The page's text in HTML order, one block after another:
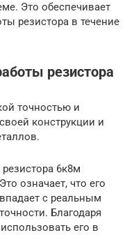
Это обеспечивает
резистора в течение
резистора
точностью и
конструкции и
6к8м
означает, что его
с реальным
Благодаря
его в